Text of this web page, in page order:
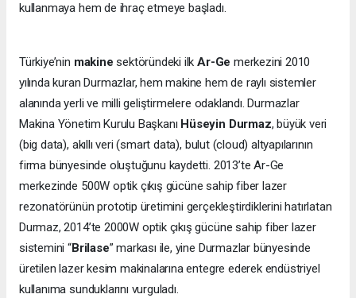
kullanmaya hem de ihraç etmeye başladı.
Türkiye’nin makine sektöründeki ilkAr-Ge merkezini 2010
yılında kuran Durmazlar, hem makine hem de raylı sistemler
alanında yerli ve milli geliştirmelere odaklandı. Durmazlar
Makina Yönetim Kurulu Başkanı Hüseyin Durmaz, büyük veri
(big data), akıllı veri (smart data), bulut (cloud) altyapılarının
firma bünyesinde oluştuğunu kaydetti. 2013’te Ar-Ge
merkezinde 500W optik çıkış gücüne sahip fiber lazer
rezonatörünün prototip üretimini gerçekleştirdiklerini hatırlatan
Durmaz, 2014’te 2000W optik çıkış gücüne sahip fiber lazer
sistemini “Brilase” markası ile, yine Durmazlar bünyesinde
üretilen lazer kesim makinalarına entegre ederek endüstriyel
kullanıma sunduklarını vurguladı.